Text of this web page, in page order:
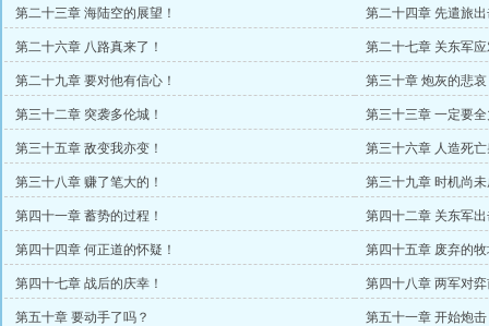
第二十三章 海陆空的展望！ 第二十四章 先遣旅
第二十六章 八路真来了！ 第二十七章 关东军
第二十九章 要对他有信心！ 第三十章 炮灰的悲哀
第三十二章 突袭多伦城！ 第三十三章 一定要
第三十五章 敌变我亦变！ 第三十六章 人造死
第三十八章 赚了笔大的！ 第三十九章 时机尚
第四十一章 蓄势的过程！ 第四十二章 关东军
第四十四章 何正道的怀疑！ 第四十五章 废弃的
第四十七章 战后的庆幸！ 第四十八章 两军对
第五十章 要动手了吗？ 第五十一章 开始炮击